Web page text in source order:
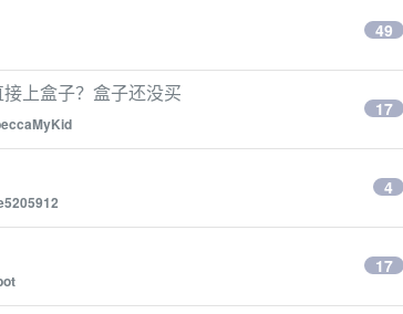
49
上盒子？盒子还没买
17
4
17